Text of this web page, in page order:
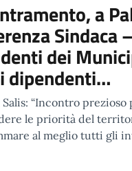
a
Sindaca –
dei
dipendenti…
Salis: “Incontro
le priorità del
al meglio tutti gli